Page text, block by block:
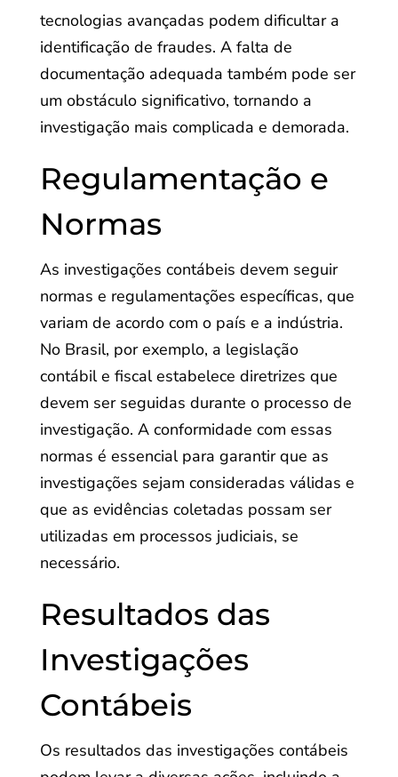
tecnologias avançadas podem dificultar a
identificação de fraudes. A falta de
documentação adequada também pode ser
um obstáculo significativo, tornando a
investigação mais complicada e demorada.
Regulamentação e
Normas
As investigações contábeis devem seguir
normas e regulamentações específicas, que
variam de acordo com o país e a indústria.
No Brasil, por exemplo, a legislação
contábil e fiscal estabelece diretrizes que
devem ser seguidas durante o processo de
investigação. A conformidade com essas
normas é essencial para garantir que as
investigações sejam consideradas válidas e
que as evidências coletadas possam ser
utilizadas em processos judiciais, se
necessário.
Resultados das
Investigações
Contábeis
Os resultados das investigações contábeis